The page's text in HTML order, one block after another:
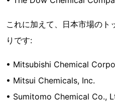
これに加えて、日本市場の
りです:
• Mitsubishi Chemical
• Mitsui Chemicals, Inc.
• Sumitomo Chemical Co.,